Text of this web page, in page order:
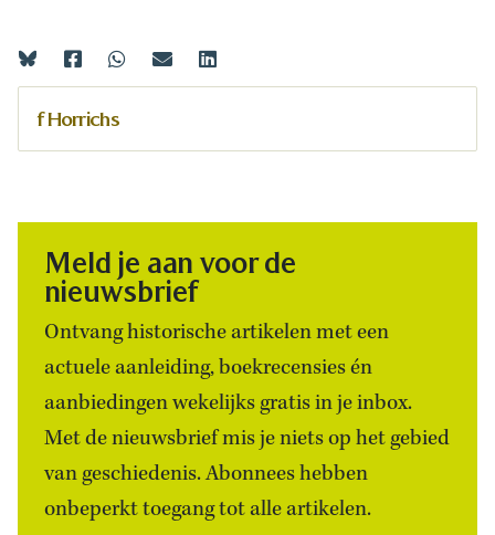
f Horrichs
Meld je aan voor de
nieuwsbrief
Ontvang historische artikelen met een
actuele aanleiding, boekrecensies én
aanbiedingen wekelijks gratis in je inbox.
Met de nieuwsbrief mis je niets op het gebied
van geschiedenis. Abonnees hebben
onbeperkt toegang tot alle artikelen.